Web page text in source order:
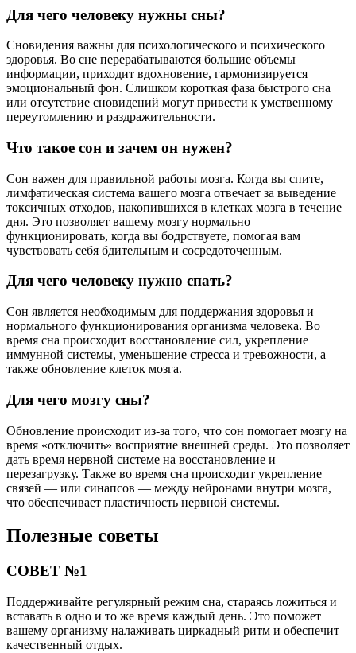
Для чего человеку нужны сны?
Сновидения важны для психологического и психического
здоровья. Во сне перерабатываются большие объемы
информации, приходит вдохновение, гармонизируется
эмоциональный фон. Слишком короткая фаза быстрого сна
или отсутствие сновидений могут привести к умственному
переутомлению и раздражительности.
Что такое сон и зачем он нужен?
Сон важен для правильной работы мозга. Когда вы спите,
лимфатическая система вашего мозга отвечает за выведение
токсичных отходов, накопившихся в клетках мозга в течение
дня. Это позволяет вашему мозгу нормально
функционировать, когда вы бодрствуете, помогая вам
чувствовать себя бдительным и сосредоточенным.
Для чего человеку нужно спать?
Сон является необходимым для поддержания здоровья и
нормального функционирования организма человека. Во
время сна происходит восстановление сил, укрепление
иммунной системы, уменьшение стресса и тревожности, а
также обновление клеток мозга.
Для чего мозгу сны?
Обновление происходит из-за того, что сон помогает мозгу на
время «отключить» восприятие внешней среды. Это позволяет
дать время нервной системе на восстановление и
перезагрузку. Также во время сна происходит укрепление
связей — или синапсов — между нейронами внутри мозга,
что обеспечивает пластичность нервной системы.
Полезные советы
СОВЕТ №1
Поддерживайте регулярный режим сна, стараясь ложиться и
вставать в одно и то же время каждый день. Это поможет
вашему организму налаживать циркадный ритм и обеспечит
качественный отдых.